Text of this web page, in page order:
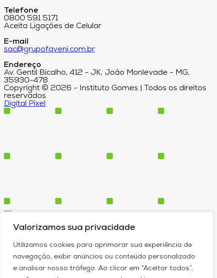
Valorizamos sua privacidade
Utilizamos cookies para aprimorar sua experiência de
navegação, exibir anúncios ou conteúdo personalizado
e analisar nosso tráfego. Ao clicar em “Aceitar todos”,
Telefone
0800 591 5171
Aceita Ligações de Celular
E-mail
sac@grupofaveni.com.br
Endereço
Av. Gentil Bicalho, 412 - JK, João Monlevade - MG,
35930-478
Copyright © 2026 - Instituto Gomes | Todos os direitos
reservados
Digital Pixel
Cursos
Blog